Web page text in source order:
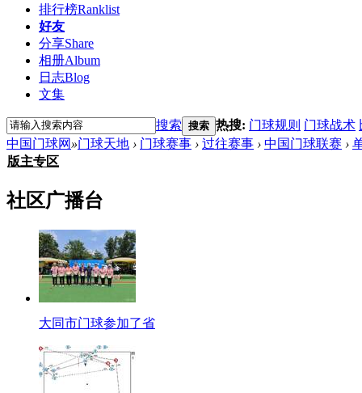
排行榜Ranklist
好友
分享Share
相册Album
日志Blog
文集
搜索 搜索 热搜: 门球规则 门球战术
中国门球网 »门球天地 › 门球赛事 › 过往赛事 › 中国门球联赛 ›
版主专区
社区广播台
大同市门球参加了省